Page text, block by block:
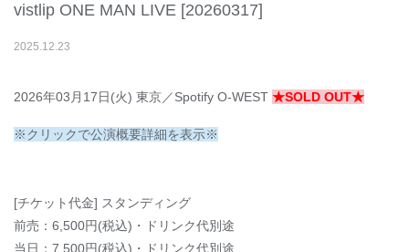
vistlip ONE MAN LIVE [20260317]
2025.12.23
2026年03月17日(火) 東京／Spotify O-WEST ★SOLD OUT★
※クリックで公演概要詳細を表示※
[チケット代金] スタンディング
前売：6,500円(税込)・ドリンク代別途
当日：7,500円(税込)・ドリンク代別途